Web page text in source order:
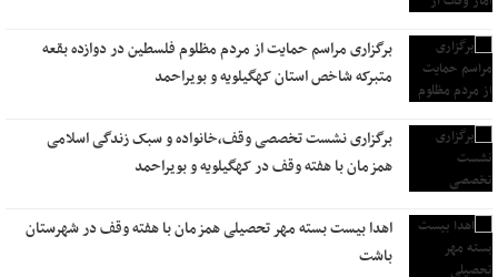
برگزاری مراسم حمایت از مردم مظلوم فلسطین در دوازده بقعه
متبرکه شاخص استان کهگیلویه و بویراحمد
برگزاری نشست تخصصی وقف،خانواده و سبک زندگی اسلامی
همزمان با هفته وقف در کهگیلویه و بویراحمد
اهدا بیست بسته مهر تحصیلی همزمان با هفته وقف در شهرستان
باشت